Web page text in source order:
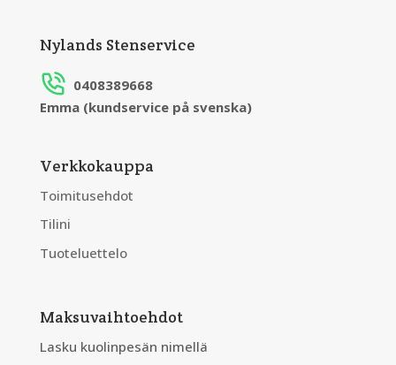
Nylands Stenservice
0408389668
Emma (kundservice på svenska)
Verkkokauppa
Toimitusehdot
Tilini
Tuoteluettelo
Maksuvaihtoehdot
Lasku kuolinpesän nimellä